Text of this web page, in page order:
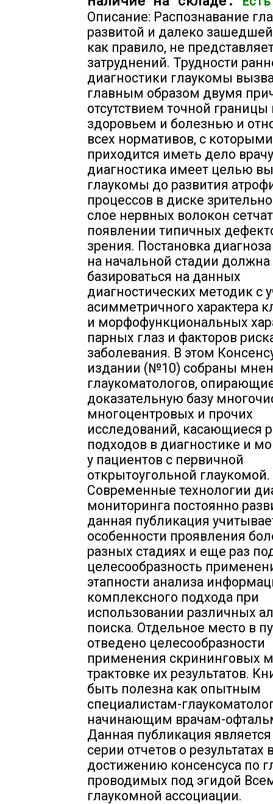
Описание: Распознавание
развитой и далеко
как правило, не
затруднений. Трудности
диагностики глаукомы
главным образом двумя
отсутствием точной
здоровьем и болезнью и
всех нормативов, с которыми
приходится иметь дело
диагностика имеет целью
глаукомы до развития
процессов в диске
слое нервных волокон
появлении типичных
зрения. Постановка
на начальной стадии должна
базироваться на данных
диагностических методик с
асимметричного характера
и морфофункциональных
парных глаз и факторов
заболевания. В этом
издании (№10) собраны
глаукоматологов,
доказательную базу
многоцентровых и прочих
исследований, касающиеся
подходов в диагностике и
у пациентов с первичной
открытоугольной глаукомой.
Современные технологии
мониторинга постоянно
данная публикация
особенности проявления
разных стадиях и еще раз
целесообразность
этапности анализа
комплексного подхода при
использовании различных
поиска. Отдельное место в
отведено целесообразности
применения скрининговых
трактовке их результатов.
быть полезна как опытным
специалистам-
начинающим врачам-
Данная публикация
серии отчетов о результатах
достижению консенсуса по
проводимых под эгидой
глаукомной ассоциации.